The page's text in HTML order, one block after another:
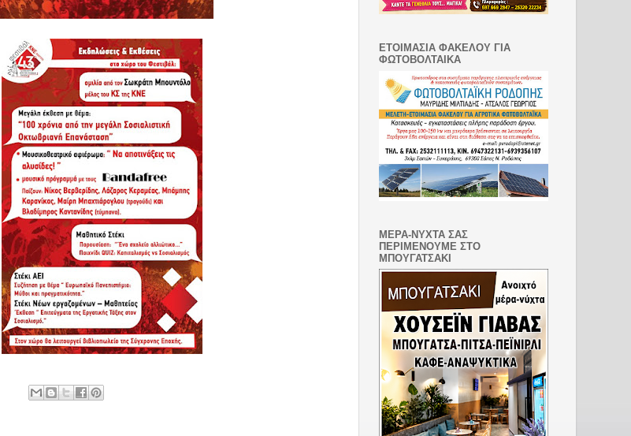
ΕΤΟΙΜΑΣΙΑ ΦΑΚΕΛΟΥ ΓΙΑ
ΦΩΤΟΒΟΛΤΑΙΚΑ
ΜΕΡΑ-ΝΥΧΤΑ ΣΑΣ
ΠΕΡΙΜΕΝΟΥΜΕ ΣΤΟ
ΜΠΟΥΓΑΤΣΑΚΙ